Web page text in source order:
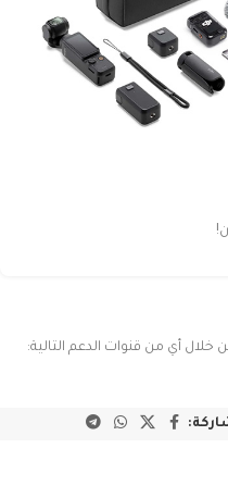
أي من قنوات الدعم التالية: